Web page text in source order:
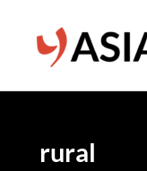
contenido
rural